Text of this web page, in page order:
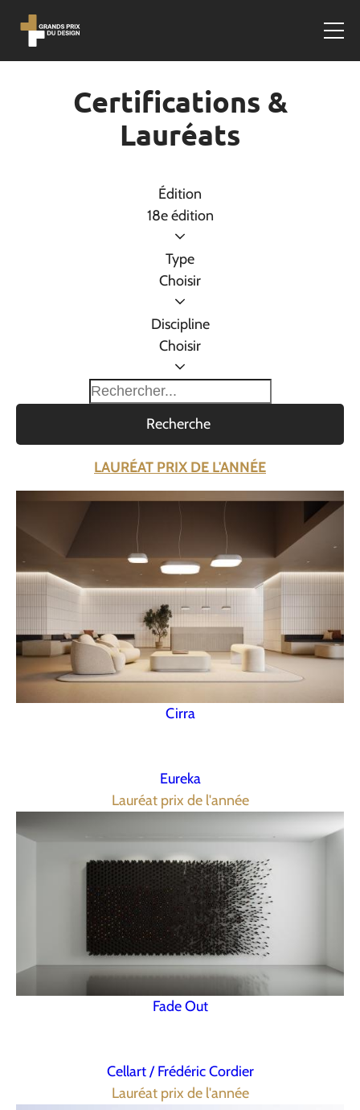
Certifications &
Lauréats
Édition
18e édition
Type
Choisir
Discipline
Choisir
Recherche
LAURÉAT PRIX DE L'ANNÉE
Cirra
Eureka
Lauréat prix de l'année
Fade Out
Cellart / Frédéric Cordier
Lauréat prix de l'année